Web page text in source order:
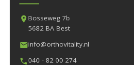
Bosseweg 7b
5682 BA Best
info@orthovitality.nl
040 - 82 00 274